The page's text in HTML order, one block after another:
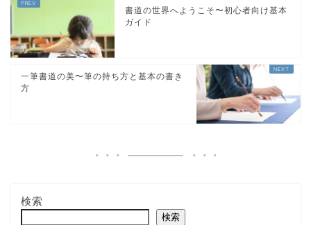
書道の世界へようこそ〜初心者向け基本
ガイド
一筆書道の美〜筆の持ち方と基本の書き
方
検索
検索